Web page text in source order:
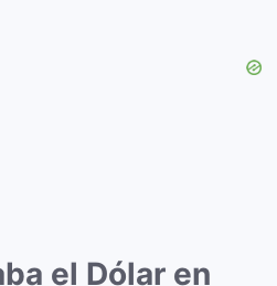
el Dólar en